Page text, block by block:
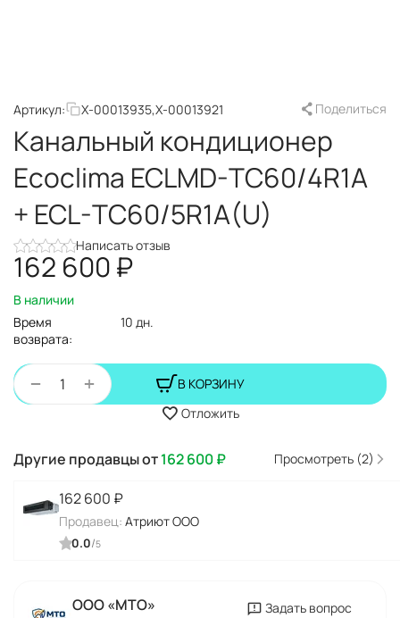
Артикул: X-00013935,X-00013921 Поделиться
Канальный кондиционер
Ecoclima ECLMD-TC60/4R1A
+ ECL-TC60/5R1A(U)
Написать отзыв
162 600₽
В наличии
Время
возврата:
10 дн.
+
−
В КОРЗИНУ
Отложить
Другие продавцы от162 600₽ Просмотреть (2)
162 600 ₽
Продавец: Атриют ООО
0.0/5
ООО «МТО»
Задать вопрос